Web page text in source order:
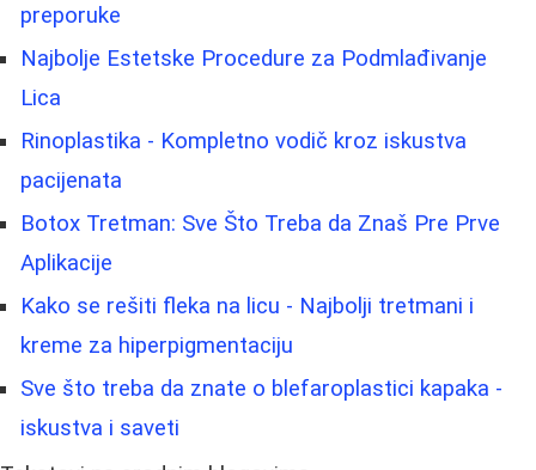
preporuke
Najbolje Estetske Procedure za Podmlađivanje
Lica
Rinoplastika - Kompletno vodič kroz iskustva
pacijenata
Botox Tretman: Sve Što Treba da Znaš Pre Prve
Aplikacije
Kako se rešiti fleka na licu - Najbolji tretmani i
kreme za hiperpigmentaciju
Sve što treba da znate o blefaroplastici kapaka -
iskustva i saveti